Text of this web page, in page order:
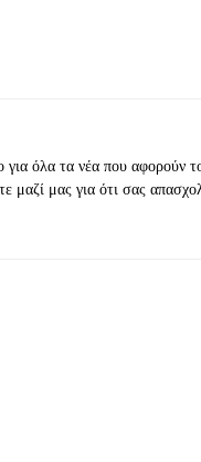
όλα τα νέα που αφορούν
μαζί μας για ότι σας